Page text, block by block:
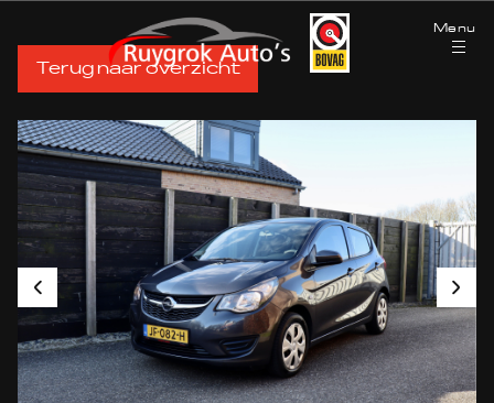
Menu
Terug naar overzicht